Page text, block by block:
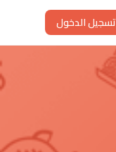
تسجيل الدخول